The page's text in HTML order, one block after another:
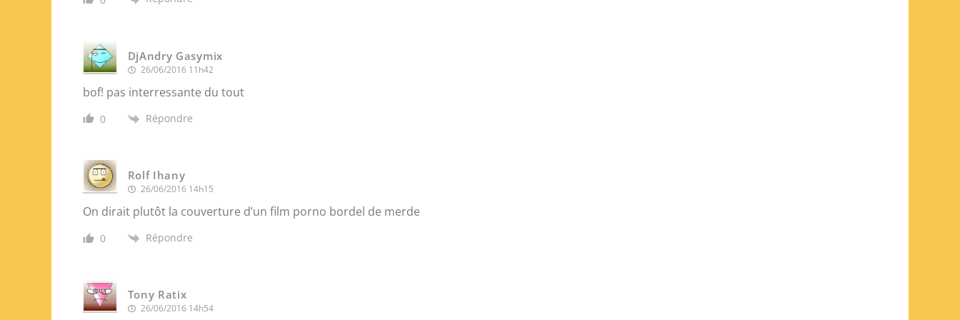
DjAndry Gasymix
26/06/2016 11h42
bof! pas interressante du tout
0 Répondre
Rolf Ihany
26/06/2016 14h15
On dirait plutôt la couverture d’un film porno bordel de merde
0 Répondre
Tony Ratix
26/06/2016 14h54